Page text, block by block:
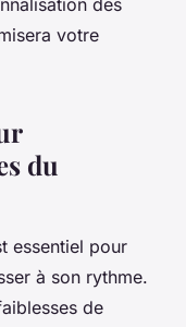
votre
du
essentiel pour
à son rythme.
de